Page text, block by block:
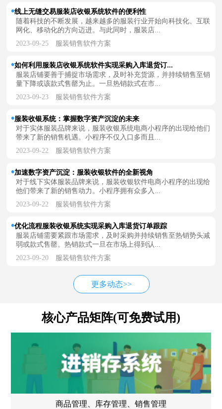
线上无缝交易服装店收银系统软件的便利性
随着科技的不断发展，越来越多的服装行业开始向科技化、互联
网化、移动化的方向迈进。与此同时，服装店...
2023-09-25 服装销售软件方案
如何利用服装店收银系统软件实现采购入库退货订...
服装店铺要善于捕捉市场需求，及时补充货源，并持续销售至销
量下降或该款式售罄为止。一旦热销款式在市...
2023-09-23 服装销售软件方案
服装收银系统：掌握数字资产沉淀的未来
对于实体服装品牌来说，服装收银系统电商小程序的出现给他们
带来了新的销售机遇。小程序不仅入口多而且...
2023-09-22 服装销售软件方案
加速数字资产沉淀：服装收银软件的全新视角
对于线下实体服装品牌来说，服装收银软件电商小程序的出现给
他们带来了新的销售动力。小程序拥有众多入...
2023-09-22 服装销售软件方案
优化流程服装收银系统实现采购入库退货订单跟踪
服装店铺需要紧跟市场需求，及时采购并持续销售至热销势头减
弱或款式售罄。热销款式一旦在市场上得到认...
2023-09-20 服装销售软件方案
更多动态>>
核心产品矩阵(可免费试用)
商品管理、库存管理、销售管理